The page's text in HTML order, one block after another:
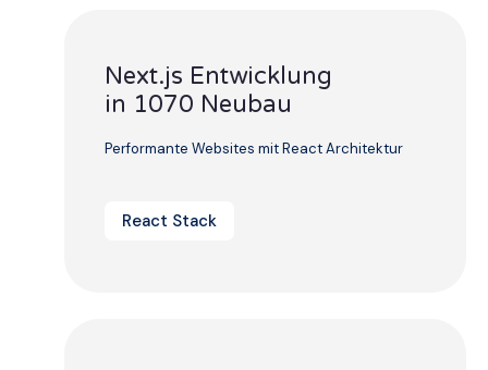
Next.js Entwicklung
in 1070 Neubau
Performante Websites mit React Architektur
React Stack